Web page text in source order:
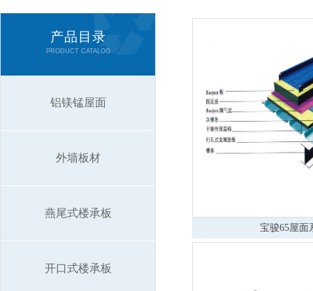
产品目录
PRODUCT CATALOG
铝镁锰屋面
外墙板材
燕尾式楼承板
开口式楼承板
宝骏65屋面